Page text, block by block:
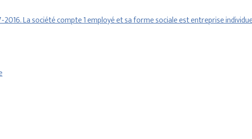
La société compte 1 employé et sa forme sociale est entreprise